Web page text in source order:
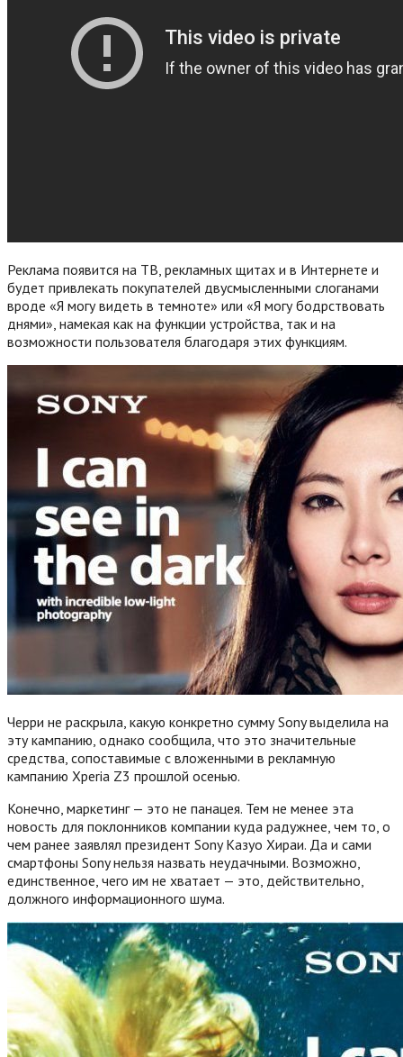
Реклама появится на ТВ, рекламных щитах и в Интернете и
будет привлекать покупателей двусмысленными слоганами
вроде «Я могу видеть в темноте» или «Я могу бодрствовать
днями», намекая как на функции устройства, так и на
возможности пользователя благодаря этих функциям.
Черри не раскрыла, какую конкретно сумму Sony выделила на
эту кампанию, однако сообщила, что это значительные
средства, сопоставимые с вложенными в рекламную
кампанию Xperia Z3 прошлой осенью.
Конечно, маркетинг — это не панацея. Тем не менее эта
новость для поклонников компании куда радужнее, чем то, о
чем ранее заявлял президент Sony Казуо Хираи. Да и сами
смартфоны Sony нельзя назвать неудачными. Возможно,
единственное, чего им не хватает — это, действительно,
должного информационного шума.